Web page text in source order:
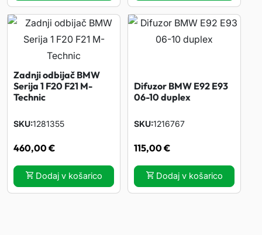
M
p
t
i
c
o
i
Zadnji odbijač BMW
Serija 1 F20 F21 M-
Technic
SKU 1281355
460,00€
Dodaj v košarico
Difuzor BMW E92 E93
06-10 duplex
SKU 1216767
115,00€
Dodaj v košarico